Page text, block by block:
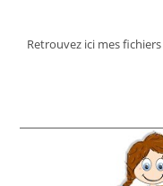
Retrouvez ici mes fichiers